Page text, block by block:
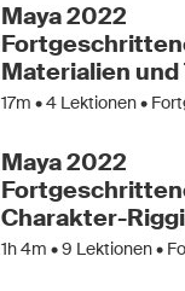
Maya 2022
Materialien und
17m •4 Lektionen •
Maya 2022
Charakter-
1h 4m •9 Lektionen •